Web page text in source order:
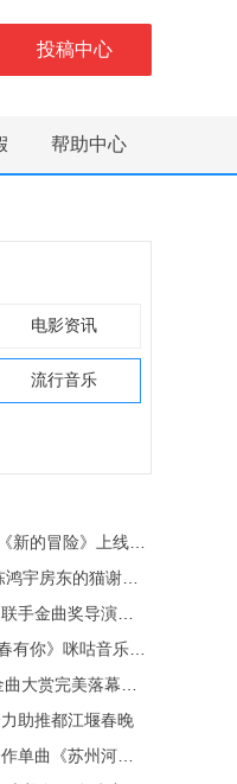
投稿中心
帮助中心
电影资讯
流行音乐
险》上线腾讯音乐娱乐
的猫谢春花银临为爱
奖导演演绎年少心
咪咕音乐赋能综艺新
落幕咪咕音乐见证蝶
助推都江堰春晚
苏州河边》重磅上